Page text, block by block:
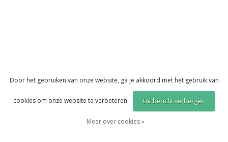
Door het gebruiken van onze website, ga je akkoord met het gebruik van
cookies om onze website te verbeteren. Dit bericht verbergen
Meer over cookies »